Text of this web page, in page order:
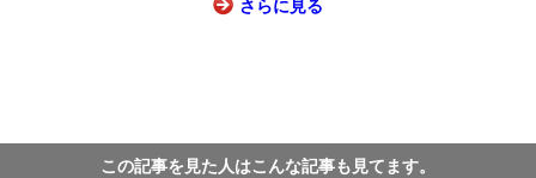
さらに見る
この記事を見た人はこんな記事も見てます。